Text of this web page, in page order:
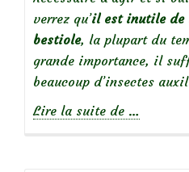
verrez qu’il est inutile de
bestiole, la plupart du
grande importance, il
beaucoup d’insectes
Lire la suite de …